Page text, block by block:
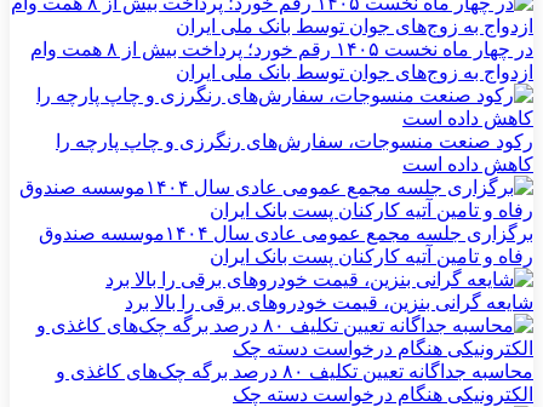
در چهار ماه نخست ۱۴۰۵ رقم خورد؛ پرداخت بیش از ۸ همت وام
ازدواج به زوج‌های جوان توسط بانک ملی ایران
رکود صنعت منسوجات، سفارش‌های رنگرزی و چاپ پارچه را
کاهش داده است
برگزاری جلسه مجمع عمومی عادی سال ۱۴۰۴موسسه صندوق
رفاه و تامین آتیه کارکنان پست بانک ایران
شایعه گرانی بنزین، قیمت خودروهای برقی را بالا برد
محاسبه جداگانه تعیین تکلیف ۸۰ درصد برگه چک‌های کاغذی و
الکترونیکی هنگام درخواست دسته چک